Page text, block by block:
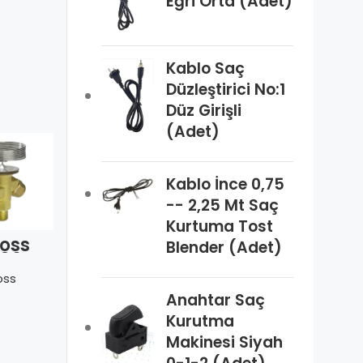
TX
D.-
N
Danfoss
068Z3406 TS
2 R404A (İç
D.-Rak.)
MOP NM
Danfoss
Danfoss
068Z3284
TEX 2 R22
(Dış D.-Kay.)
MOP N
Danfoss
Kablo Saç
Düzleştirici No:1
Düz Girişli
(Adet)
Kablo İnce 0,75
-- 2,25 Mt Saç
Kurtuma Tost
Blender (Adet)
Anahtar Saç
Kurutma
Makinesi Siyah